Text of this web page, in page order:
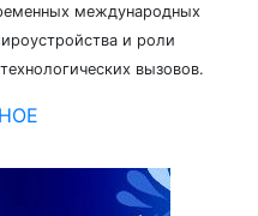
международных
и роли
вызовов.